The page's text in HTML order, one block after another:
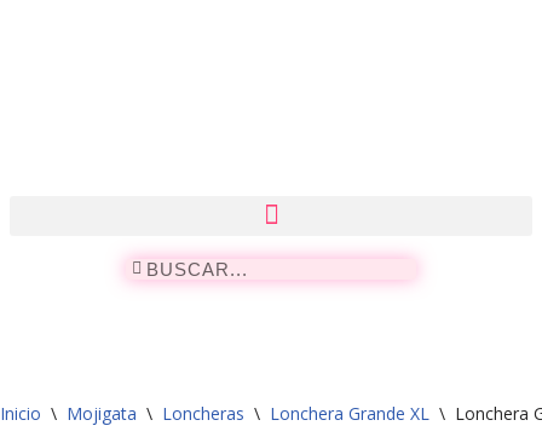
Inicio \ Mojigata \ Loncheras \ Lonchera Grande XL \ Lonchera